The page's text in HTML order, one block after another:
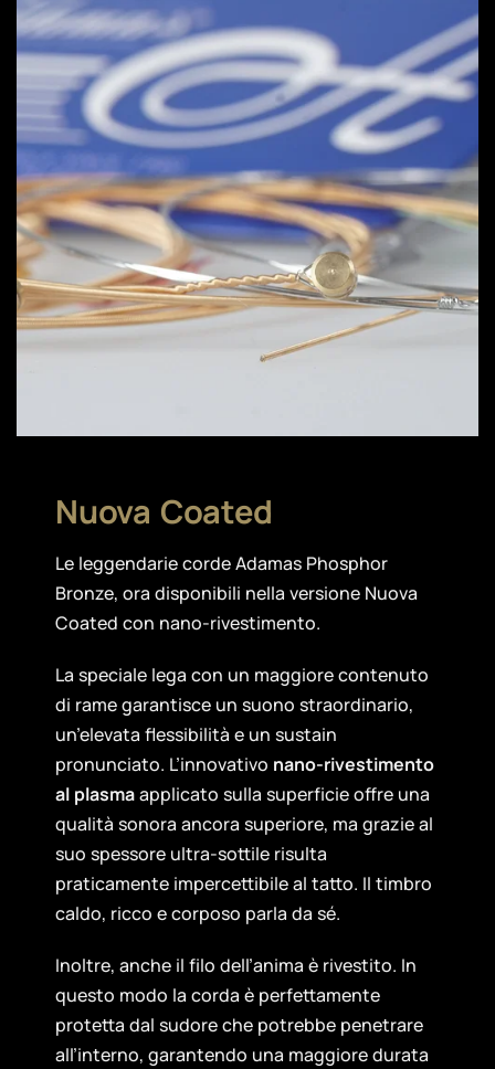
Nuova Coated
Le leggendarie corde Adamas Phosphor
Bronze, ora disponibili nella versione Nuova
Coated con nano-rivestimento.
La speciale lega con un maggiore contenuto
di rame garantisce un suono straordinario,
un’elevata flessibilità e un sustain
pronunciato. L’innovativo nano-rivestimento
al plasmaapplicato sulla superficie offre una
qualità sonora ancora superiore, ma grazie al
suo spessore ultra-sottile risulta
praticamente impercettibile al tatto. Il timbro
caldo, ricco e corposo parla da sé.
Inoltre, anche il filo dell’anima è rivestito. In
questo modo la corda è perfettamente
protetta dal sudore che potrebbe penetrare
all’interno, garantendo una maggiore durata